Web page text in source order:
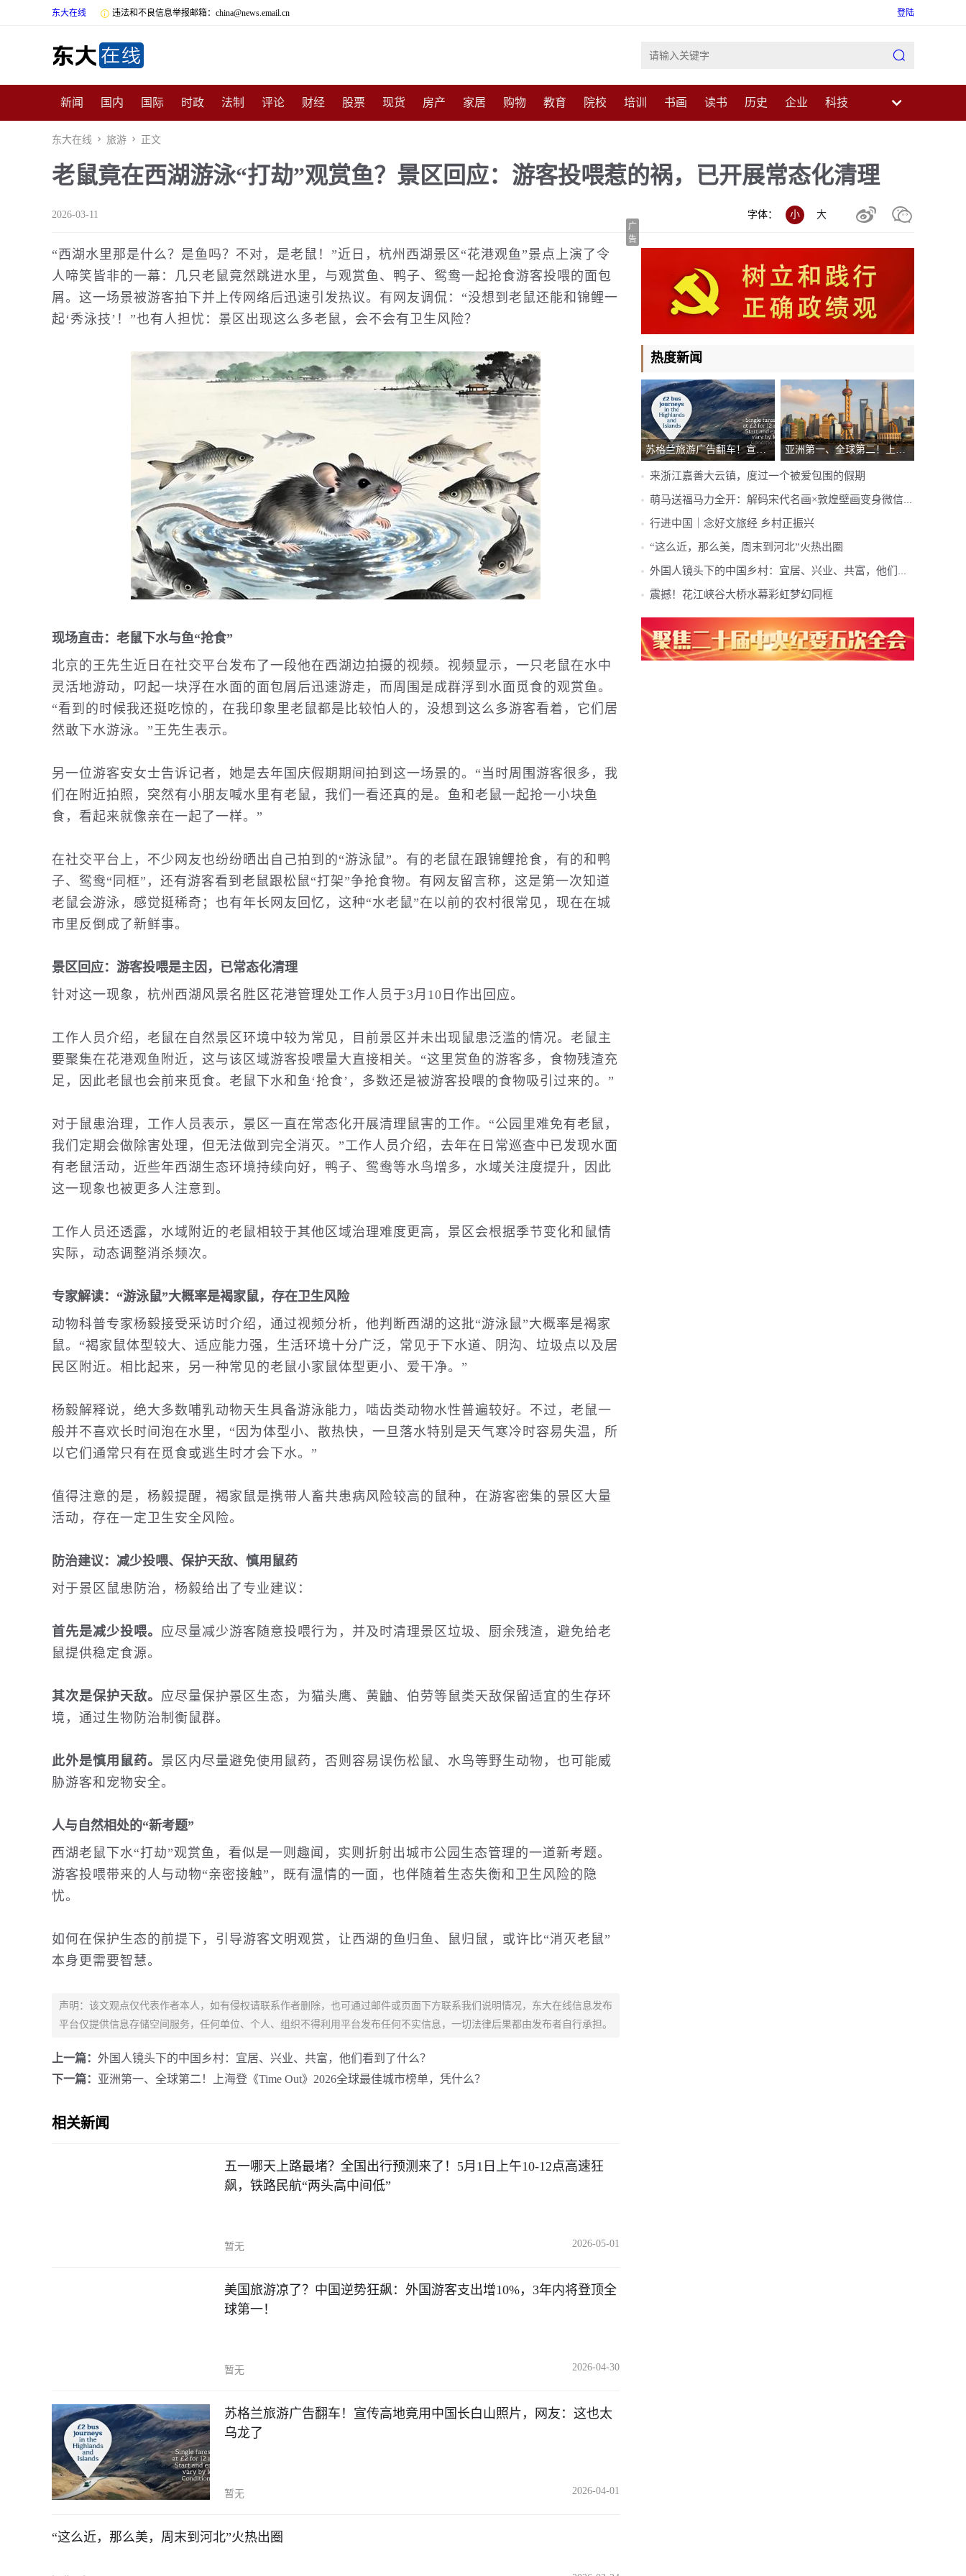
东大在线  违法和不良信息举报邮箱：china@news.email.cn 登陆

新闻 国内 国际 时政 法制 评论 财经 股票 现货 房产 家居 购物 教育 院校 培训 书画 读书 历史 企业 科技
数码 民俗 招商
非遗 公益 娱乐 游戏 影视 明星 时尚 体育 互联网 手机 高考 育儿 交通 美食
东大在线  旅游  正文
老鼠竟在西湖游泳“打劫”观赏鱼？景区回应：游客投喂惹的祸，已开展常态化清理
2026-03-11 

字体： 小 大
“西湖水里那是什么？是鱼吗？不对，是老鼠！”近日，杭州西湖景区“花港观鱼”景点上演了令
人啼笑皆非的一幕：几只老鼠竟然跳进水里，与观赏鱼、鸭子、鸳鸯一起抢食游客投喂的面包
屑。这一场景被游客拍下并上传网络后迅速引发热议。有网友调侃：“没想到老鼠还能和锦鲤一
起‘秀泳技’！”也有人担忧：景区出现这么多老鼠，会不会有卫生风险？
现场直击：老鼠下水与鱼“抢食”
北京的王先生近日在社交平台发布了一段他在西湖边拍摄的视频。视频显示，一只老鼠在水中
灵活地游动，叼起一块浮在水面的面包屑后迅速游走，而周围是成群浮到水面觅食的观赏鱼。
“看到的时候我还挺吃惊的，在我印象里老鼠都是比较怕人的，没想到这么多游客看着，它们居
然敢下水游泳。”王先生表示。
另一位游客安女士告诉记者，她是去年国庆假期期间拍到这一场景的。“当时周围游客很多，我
们在附近拍照，突然有小朋友喊水里有老鼠，我们一看还真的是。鱼和老鼠一起抢一小块鱼
食，看起来就像亲在一起了一样。”
在社交平台上，不少网友也纷纷晒出自己拍到的“游泳鼠”。有的老鼠在跟锦鲤抢食，有的和鸭
子、鸳鸯“同框”，还有游客看到老鼠跟松鼠“打架”争抢食物。有网友留言称，这是第一次知道
老鼠会游泳，感觉挺稀奇；也有年长网友回忆，这种“水老鼠”在以前的农村很常见，现在在城
市里反倒成了新鲜事。
景区回应：游客投喂是主因，已常态化清理
针对这一现象，杭州西湖风景名胜区花港管理处工作人员于3月10日作出回应。
工作人员介绍，老鼠在自然景区环境中较为常见，目前景区并未出现鼠患泛滥的情况。老鼠主
要聚集在花港观鱼附近，这与该区域游客投喂量大直接相关。“这里赏鱼的游客多，食物残渣充
足，因此老鼠也会前来觅食。老鼠下水和鱼‘抢食’，多数还是被游客投喂的食物吸引过来的。”
对于鼠患治理，工作人员表示，景区一直在常态化开展清理鼠害的工作。“公园里难免有老鼠，
我们定期会做除害处理，但无法做到完全消灭。”工作人员介绍，去年在日常巡查中已发现水面
有老鼠活动，近些年西湖生态环境持续向好，鸭子、鸳鸯等水鸟增多，水域关注度提升，因此
这一现象也被更多人注意到。
工作人员还透露，水域附近的老鼠相较于其他区域治理难度更高，景区会根据季节变化和鼠情
实际，动态调整消杀频次。
专家解读：“游泳鼠”大概率是褐家鼠，存在卫生风险
动物科普专家杨毅接受采访时介绍，通过视频分析，他判断西湖的这批“游泳鼠”大概率是褐家
鼠。“褐家鼠体型较大、适应能力强，生活环境十分广泛，常见于下水道、阴沟、垃圾点以及居
民区附近。相比起来，另一种常见的老鼠小家鼠体型更小、爱干净。”
杨毅解释说，绝大多数哺乳动物天生具备游泳能力，啮齿类动物水性普遍较好。不过，老鼠一
般并不喜欢长时间泡在水里，“因为体型小、散热快，一旦落水特别是天气寒冷时容易失温，所
以它们通常只有在觅食或逃生时才会下水。”
值得注意的是，杨毅提醒，褐家鼠是携带人畜共患病风险较高的鼠种，在游客密集的景区大量
活动，存在一定卫生安全风险。
防治建议：减少投喂、保护天敌、慎用鼠药
对于景区鼠患防治，杨毅给出了专业建议：
首先是减少投喂。 应尽量减少游客随意投喂行为，并及时清理景区垃圾、厨余残渣，避免给老
鼠提供稳定食源。
其次是保护天敌。 应尽量保护景区生态，为猫头鹰、黄鼬、伯劳等鼠类天敌保留适宜的生存环
境，通过生物防治制衡鼠群。
此外是慎用鼠药。 景区内尽量避免使用鼠药，否则容易误伤松鼠、水鸟等野生动物，也可能威
胁游客和宠物安全。
人与自然相处的“新考题”
西湖老鼠下水“打劫”观赏鱼，看似是一则趣闻，实则折射出城市公园生态管理的一道新考题。
游客投喂带来的人与动物“亲密接触”，既有温情的一面，也伴随着生态失衡和卫生风险的隐
忧。
如何在保护生态的前提下，引导游客文明观赏，让西湖的鱼归鱼、鼠归鼠，或许比“消灭老鼠”
本身更需要智慧。
声明：该文观点仅代表作者本人，如有侵权请联系作者删除，也可通过邮件或页面下方联系我们说明情况，东大在线信息发布
平台仅提供信息存储空间服务，任何单位、个人、组织不得利用平台发布任何不实信息，一切法律后果都由发布者自行承担。
上一篇： 外国人镜头下的中国乡村：宜居、兴业、共富，他们看到了什么？
下一篇： 亚洲第一、全球第二！上海登《Time Out》2026全球最佳城市榜单，凭什么？
相关新闻
五一哪天上路最堵？全国出行预测来了！5月1日上午10-12点高速狂
飙，铁路民航“两头高中间低”
暂无 2026-05-01
美国旅游凉了？中国逆势狂飙：外国游客支出增10%，3年内将登顶全
球第一！
暂无 2026-04-30
苏格兰旅游广告翻车！宣传高地竟用中国长白山照片，网友：这也太
乌龙了
暂无 2026-04-01
“这么近，那么美，周末到河北”火热出圈
广
告
热度新闻
苏格兰旅游广告翻车！宣传
高地竟用中国长白山照片，
网友：这也太乌龙了
亚洲第一、全球第二！上海
登《Time Out》2026全球最
佳城市榜单，凭什么？
来浙江嘉善大云镇，度过一个被爱包围的假期
萌马送福马力全开：解码宋代名画×敦煌壁画变身微信表
情包的国潮美学
行进中国｜念好文旅经 乡村正振兴
“这么近，那么美，周末到河北”火热出圈
外国人镜头下的中国乡村：宜居、兴业、共富，他们看
到了什么？
震撼！花江峡谷大桥水幕彩虹梦幻同框